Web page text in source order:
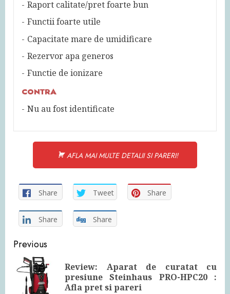
Raport calitate/pret foarte bun
Functii foarte utile
Capacitate mare de umidificare
Rezervor apa generos
Functie de ionizare
CONTRA
Nu au fost identificate
AFLA MAI MULTE DETALII SI PARERI!
Share Tweet Share
Share Share
Continue
Reading
Previous
Review: Aparat de curatat cu
presiune Steinhaus PRO-HPC20 :
Afla pret si pareri